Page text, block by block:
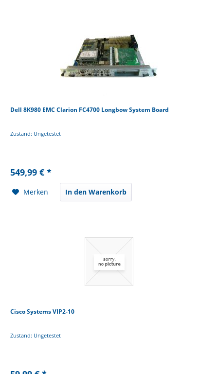
Dell 8K980 EMC Clarion FC4700 Longbow System Board
Zustand: Ungetestet
549,99 € *
Merken In den Warenkorb
Cisco Systems VIP2-10
Zustand: Ungetestet